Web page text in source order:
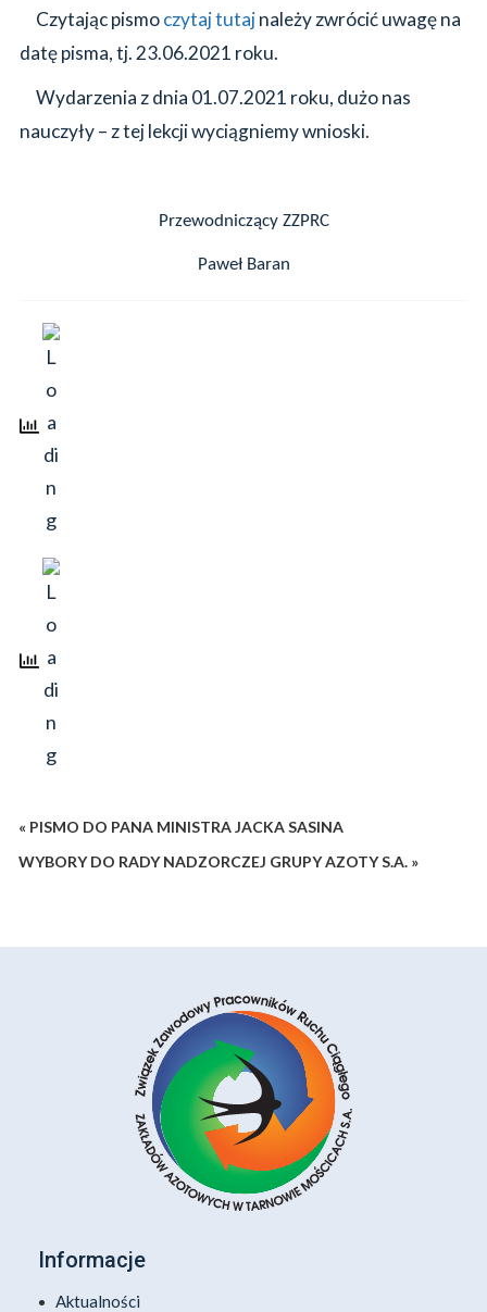
Czytając pismoczytaj tutajnależy zwrócić uwagę na
datę pisma, tj. 23.06.2021 roku.
Wydarzenia z dnia 01.07.2021 roku, dużo nas
nauczyły – z tej lekcji wyciągniemy wnioski.
Przewodniczący ZZPRC
Paweł Baran
« PISMO DO PANA MINISTRA JACKA SASINA
WYBORY DO RADY NADZORCZEJ GRUPY AZOTY S.A. »
Informacje
Aktualności